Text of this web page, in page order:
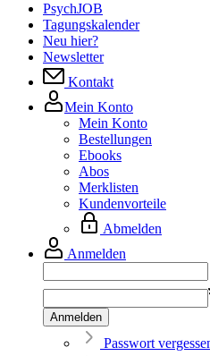
PsychJOB
Tagungskalender
Neu hier?
Newsletter
Kontakt
Mein Konto
Mein Konto
Bestellungen
Ebooks
Abos
Merklisten
Kundenvorteile
Abmelden
Anmelden
Anmelden
Passwort